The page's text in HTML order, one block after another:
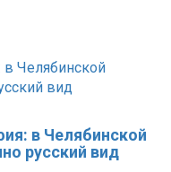
в Челябинской
русский вид